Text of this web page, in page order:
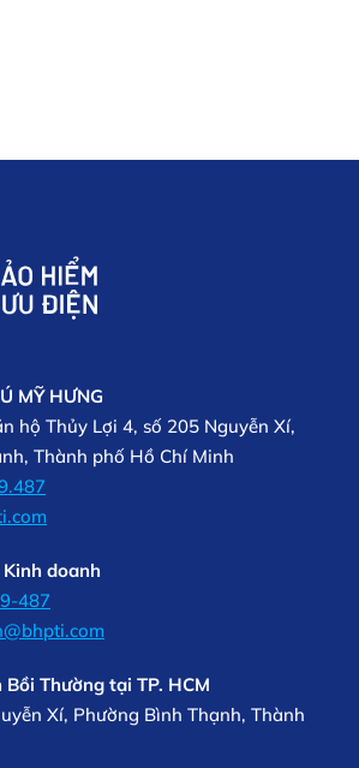
MỸ HƯNG
hộ Thủy Lợi 4, số 205 Nguyễn Xí,
Thành phố Hồ Chí Minh
doanh
487
Thường tại TP. HCM
Xí, Phường Bình Thạnh, Thành